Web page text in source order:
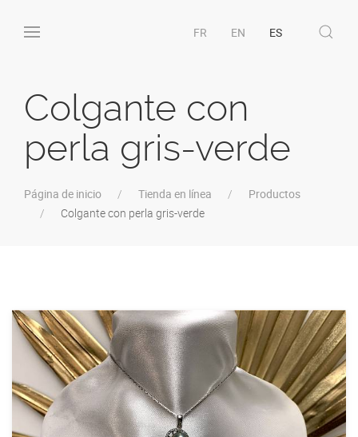
FR EN ES
Colgante con
perla gris-verde
Página de inicio Tienda en línea
Productos
Colgante con perla gris-verde